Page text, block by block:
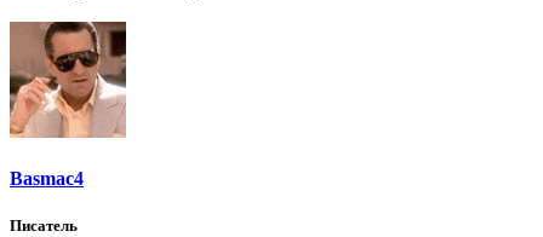
Basmac4
Писатель